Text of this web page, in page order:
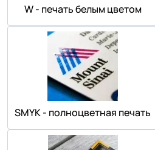
W - печать белым цветом
SMYK - полноцветная печать